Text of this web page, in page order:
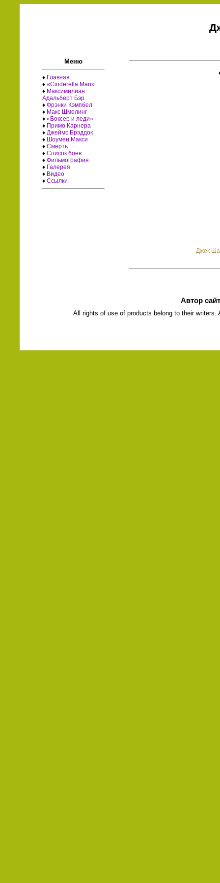
Меню
♦ Главная
♦«Cinderella Man»
♦ Максимилиан
Адальберт Бэр
♦Фрэнки Кэмпбел
♦ Макс Шмелинг
♦«Боксер и леди»
♦ Примо Карнера
♦ Джеймс Брэддок
♦ Шоумен Макси
♦Смерть
♦Список боев
♦Фильмография
♦ Галерея
♦ Видео
♦Ссылки
Джек
Автор
All rights of use of products belong to their